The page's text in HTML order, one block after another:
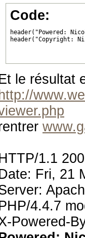
Code:
header("Powered:
header("Copyright:
le résultat
http://
1.1
Fri, 21
4.4.7
Powered-